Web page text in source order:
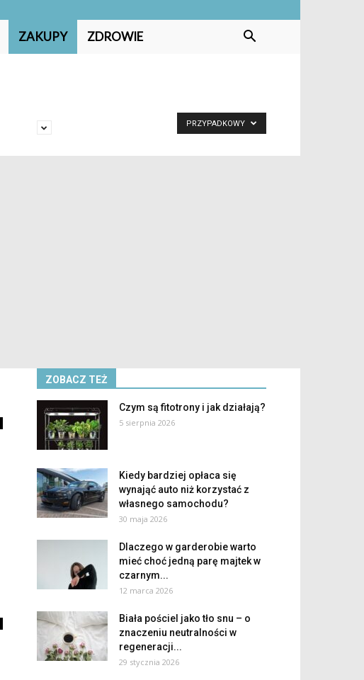
ZAKUPY ZDROWIE
PRZYPADKOWY
ZOBACZ TEŻ
Czym są fitotrony i jak działają?
5 sierpnia 2026
Kiedy bardziej opłaca się
wynająć auto niż korzystać z
własnego samochodu?
30 maja 2026
Dlaczego w garderobie warto
mieć choć jedną parę majtek w
czarnym...
12 marca 2026
Biała pościel jako tło snu – o
znaczeniu neutralności w
regeneracji...
29 stycznia 2026